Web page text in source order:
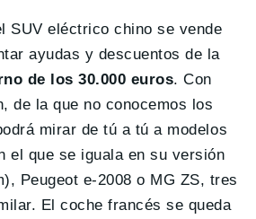
SUV eléctrico chino se vende
ayudas y descuentos de la
de los 30.000 euros. Con
de la que no conocemos los
mirar de tú a tú a modelos
el que se iguala en su versión
Peugeot e-2008 o MG ZS, tres
El coche francés se queda